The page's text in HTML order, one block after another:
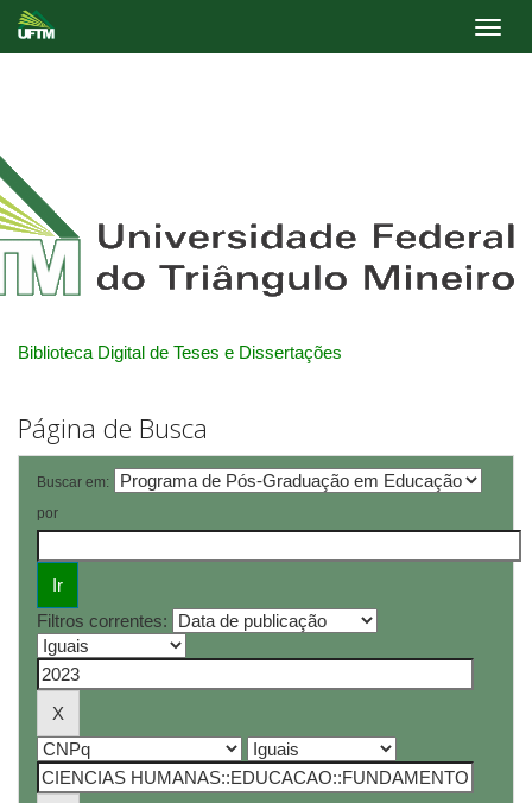
Biblioteca Digital de Teses e Dissertações
Página de Busca
Buscar em:
por
Filtros correntes: